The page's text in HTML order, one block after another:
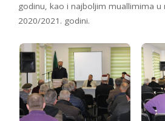
godinu, kao i najboljim muallimima u
2020/2021. godini.